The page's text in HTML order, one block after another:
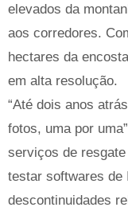
elevados da
aos corredores.
hectares da
em alta resolução.
“Até dois anos
fotos, uma por
serviços de
testar softwares de
descontinuidades